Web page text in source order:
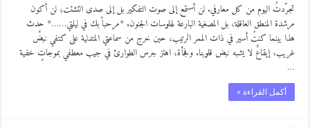
تجرّدتُ اليوم من كل معارفي. لن أستمع إلى صوت التفكير بل إلى صدى التشتت؛ لن أكون
مرشدة المنطق العاقلة، بل المصغية البارعة لهلوسات الجنون. *مرحباً بك في ليلتي……* ​حدث
هذا بينما كنتُ أسير في ذات الممر الرتيب، حين خرج من سماعتي المتدلية على كتفي نبضٌ
غريب، إيقاعٌ لا يشبه نبض قلوبنا. وفجأة، اهتز جرس الطوارئ في جيب معطفي بموجاتٍ خفية
…
أكمل القراءة »